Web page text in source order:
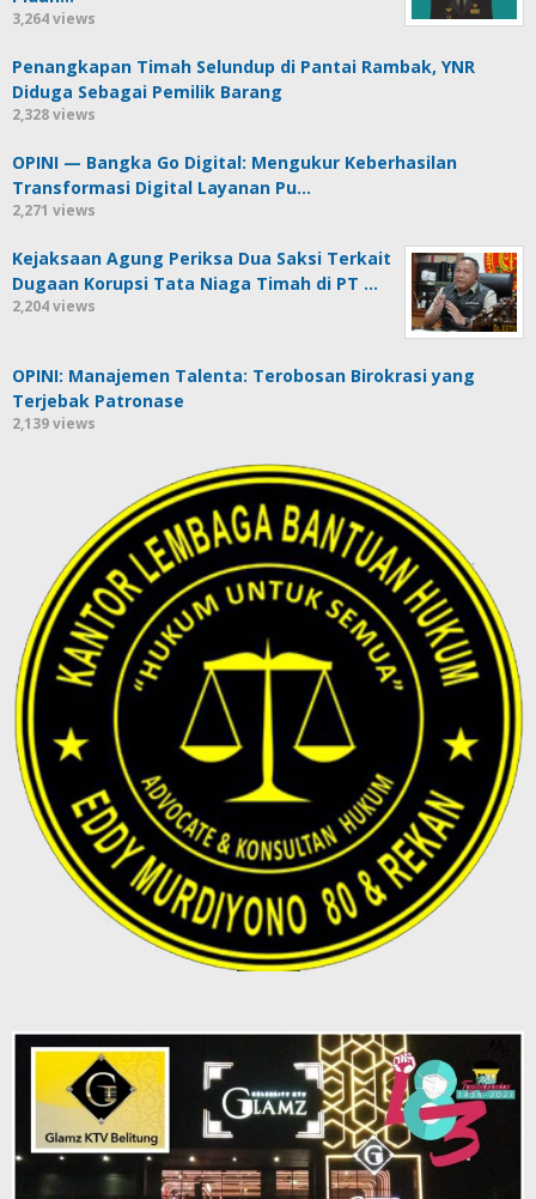
3,264 views
Penangkapan Timah Selundup di Pantai Rambak, YNR
Diduga Sebagai Pemilik Barang
2,328 views
OPINI — Bangka Go Digital: Mengukur Keberhasilan
Transformasi Digital Layanan Pu…
2,271 views
Kejaksaan Agung Periksa Dua Saksi Terkait
Dugaan Korupsi Tata Niaga Timah di PT …
2,204 views
OPINI: Manajemen Talenta: Terobosan Birokrasi yang
Terjebak Patronase
2,139 views